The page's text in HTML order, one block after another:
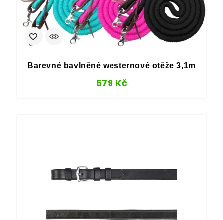
Barevné bavlněné westernové otěže 3,1m
579 Kč